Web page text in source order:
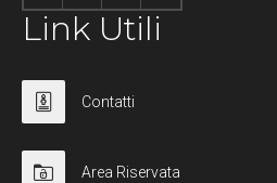
Link Utili
Contatti
Area Riservata